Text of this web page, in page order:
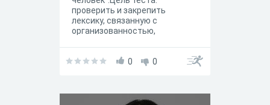
проверить и закрепить
лексику, связанную с
организованностью,
использовать эти слова в
0 0